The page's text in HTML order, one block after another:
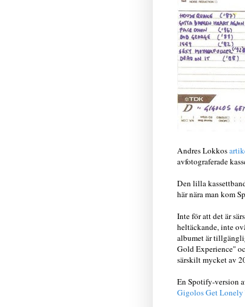
Andres Lokkos
avfotograferade
Den lilla
här nära man kom
Inte för att det är
heltäckande, inte
albumet är
Gold Experience"
särskilt mycket av
En Spotify-version
Gigolos Get